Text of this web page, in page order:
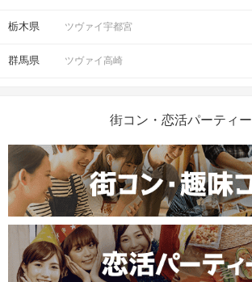
栃木県 ツヴァイ宇都宮
群馬県 ツヴァイ高崎
街コン・恋活パーティー